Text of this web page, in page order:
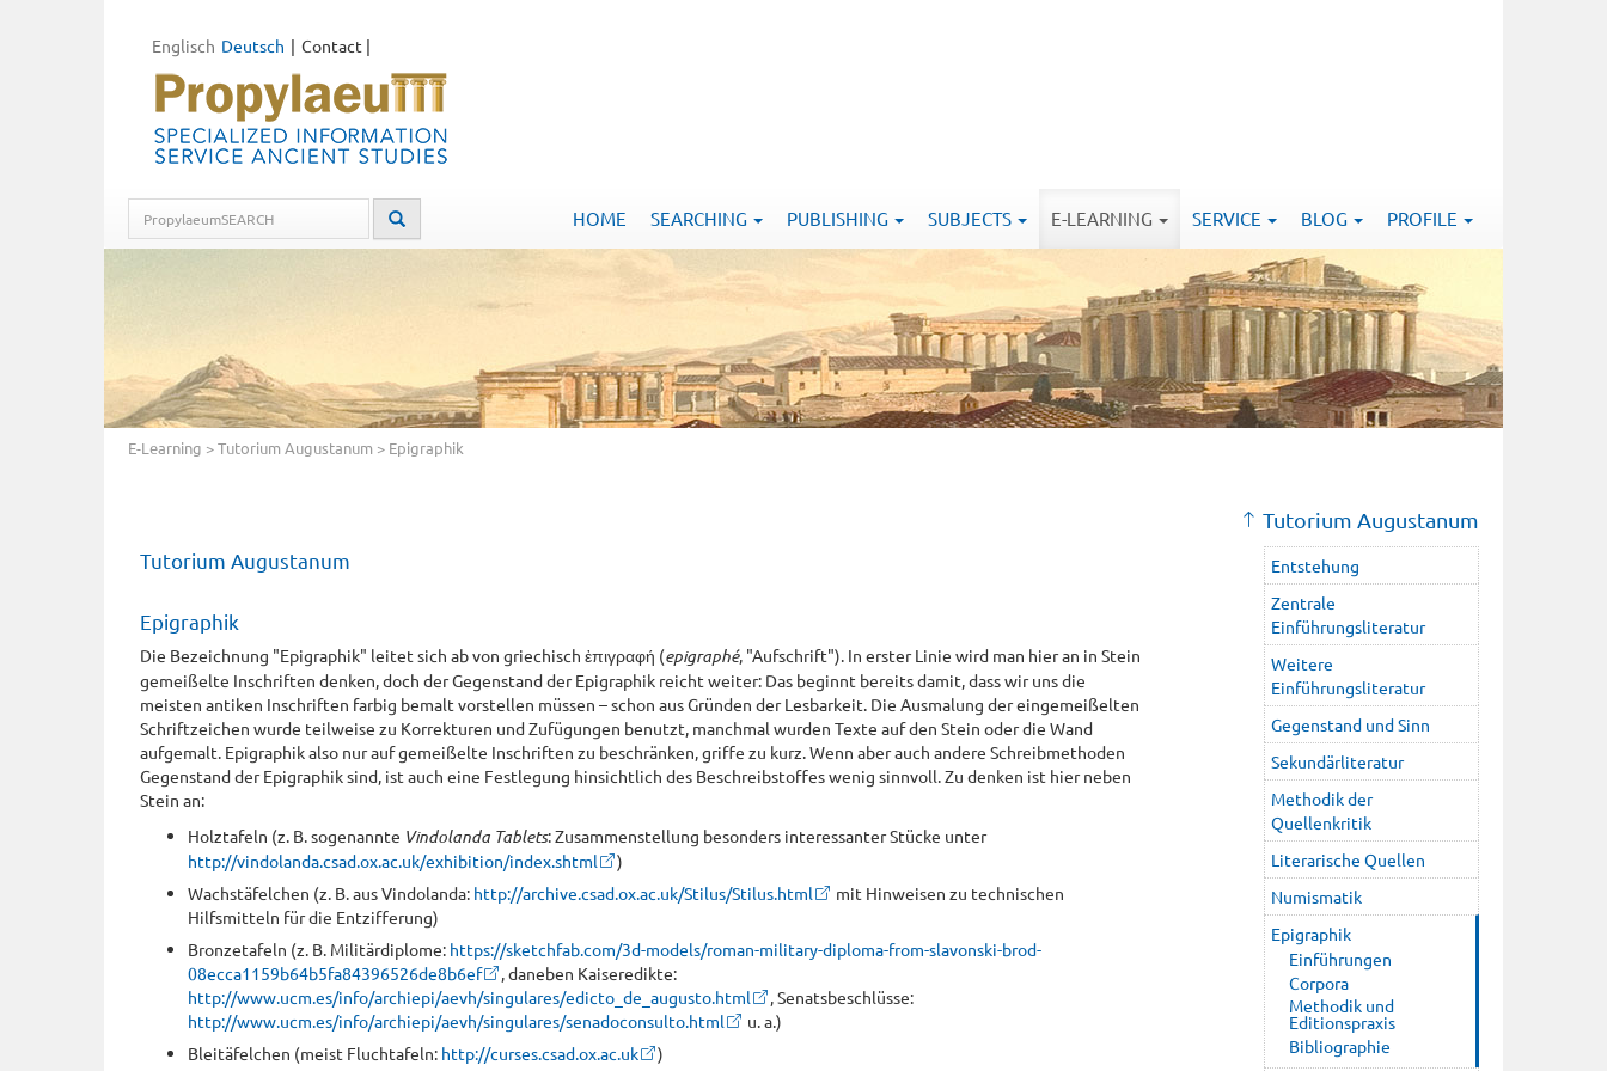
Deutsch
Englisch Contact |
HOME SEARCHING PUBLISHING SUBJECTS E-LEARNING SERVICE BLOG PROFILE
E-Learning >Tutorium Augustanum > Epigraphik
Tutorium Augustanum
Epigraphik
Die Bezeichnung "Epigraphik" leitet sich ab von griechisch ἐπιγραφή (epigraphé, "Aufschrift"). In erster Linie wird man hier an in Stein
gemeißelte Inschriften denken, doch der Gegenstand der Epigraphik reicht weiter: Das beginnt bereits damit, dass wir uns die
meisten antiken Inschriften farbig bemalt vorstellen müssen – schon aus Gründen der Lesbarkeit. Die Ausmalung der eingemeißelten
Schriftzeichen wurde teilweise zu Korrekturen und Zufügungen benutzt, manchmal wurden Texte auf den Stein oder die Wand
aufgemalt. Epigraphik also nur auf gemeißelte Inschriften zu beschränken, griffe zu kurz. Wenn aber auch andere Schreibmethoden
Gegenstand der Epigraphik sind, ist auch eine Festlegung hinsichtlich des Beschreibstoffes wenig sinnvoll. Zu denken ist hier neben
Stein an:
Holztafeln (z. B. sogenannte Vindolanda Tablets: Zusammenstellung besonders interessanter Stücke unter
http://vindolanda.csad.ox.ac.uk/exhibition/index.shtml
)
Wachstäfelchen (z. B. aus Vindolanda: http://archive.csad.ox.ac.uk/Stilus/Stilus.html
mit Hinweisen zu technischen
Hilfsmitteln für die Entzifferung)
Bronzetafeln (z. B. Militärdiplome: https://sketchfab.com/3d-models/roman-military-diploma-from-slavonski-brod-
08ecca1159b64b5fa84396526de8b6ef
, daneben Kaiseredikte:
http://www.ucm.es/info/archiepi/aevh/singulares/edicto_de_augusto.html
, Senatsbeschlüsse:
http://www.ucm.es/info/archiepi/aevh/singulares/senadoconsulto.html
u. a.)
Bleitäfelchen (meist Fluchtafeln: http://curses.csad.ox.ac.uk )
Tutorium Augustanum
Entstehung
Zentrale
Einführungsliteratur
Weitere
Einführungsliteratur
Gegenstand und Sinn
Sekundärliteratur
Methodik der
Quellenkritik
Literarische Quellen
Numismatik
Epigraphik
Einführungen
Corpora
Methodik und
Editionspraxis
Bibliographie